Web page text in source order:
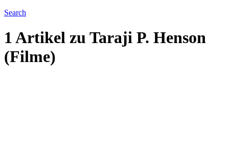
Search
1 Artikel zu Taraji P. Henson
(Filme)